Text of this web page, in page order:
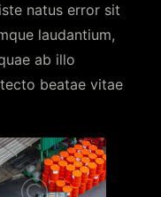
natus error sit
laudantium,
ab illo
beatae vitae